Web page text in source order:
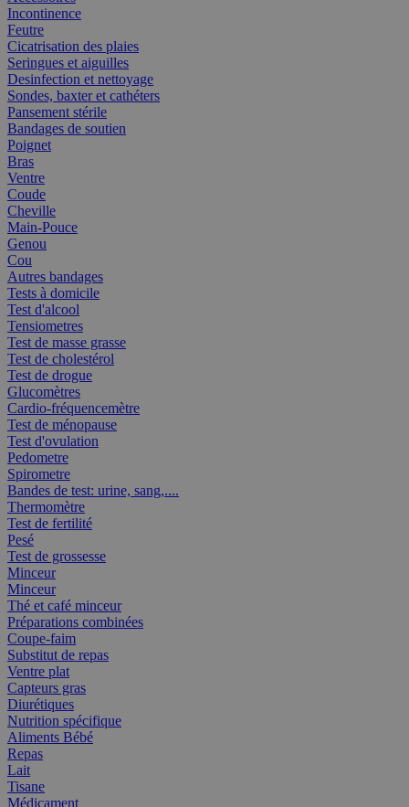
Incontinence
Feutre
Cicatrisation des plaies
Seringues et aiguilles
Desinfection et nettoyage
Sondes, baxter et cathéters
Pansement stérile
Bandages de soutien
Poignet
Bras
Ventre
Coude
Cheville
Main-Pouce
Genou
Cou
Autres bandages
Tests à domicile
Test d'alcool
Tensiometres
Test de masse grasse
Test de cholestérol
Test de drogue
Glucomètres
Cardio-fréquencemètre
Test de ménopause
Test d'ovulation
Pedometre
Spirometre
Bandes de test: urine, sang,....
Thermomètre
Test de fertilité
Pesé
Test de grossesse
Minceur
Minceur
Thé et café minceur
Préparations combinées
Coupe-faim
Substitut de repas
Ventre plat
Capteurs gras
Diurétiques
Nutrition spécifique
Aliments Bébé
Repas
Lait
Tisane
Médicament